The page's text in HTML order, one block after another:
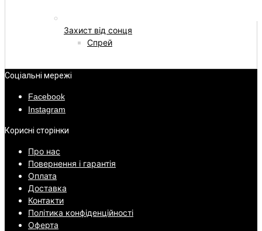
Захист від сонця
Спрей
Соціальні мережі
Facebook
Instagram
Корисні сторінки
Про нас
Повернення і гарантія
Оплата
Доставка
Контакти
Політика конфіденційності
Оферта